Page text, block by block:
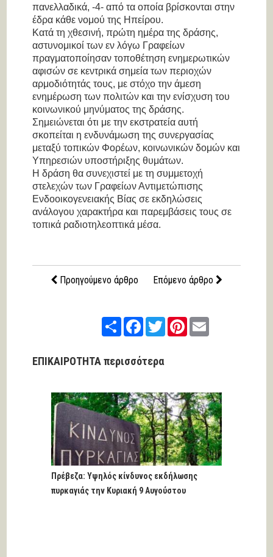
πανελλαδικά, -4- από τα οποία βρίσκονται στην
έδρα κάθε νομού της Ηπείρου.
Κατά τη χθεσινή, πρώτη ημέρα της δράσης,
αστυνομικοί των εν λόγω Γραφείων
πραγματοποίησαν τοποθέτηση ενημερωτικών
αφισών σε κεντρικά σημεία των περιοχών
αρμοδιότητάς τους, με στόχο την άμεση
ενημέρωση των πολιτών και την ενίσχυση του
κοινωνικού μηνύματος της δράσης.
Σημειώνεται ότι με την εκστρατεία αυτή
σκοπείται η ενδυνάμωση της συνεργασίας
μεταξύ τοπικών Φορέων, κοινωνικών δομών και
Υπηρεσιών υποστήριξης θυμάτων.
Η δράση θα συνεχιστεί με τη συμμετοχή
στελεχών των Γραφείων Αντιμετώπισης
Ενδοοικογενειακής Βίας σε εκδηλώσεις
ανάλογου χαρακτήρα και παρεμβάσεις τους σε
τοπικά ραδιοτηλεοπτικά μέσα.
Προηγούμενο άρθρο Επόμενο άρθρο
ShareFacebook
TwitterPinterestEmail
ΕΠΙΚΑΙΡΟΤΗΤΑ περισσότερα
Πρέβεζα: Υψηλός κίνδυνος εκδήλωσης
πυρκαγιάς την Κυριακή 9 Αυγούστου